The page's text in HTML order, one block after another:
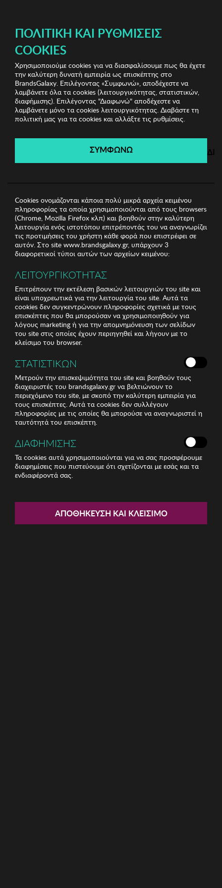
Bags & Wallets Shop Ανδρικά Πορτοφόλια
Ανδρικό
Πορτοφόλι Garbalia
Bags & Wallets Shop
Λήγει σε: 01ημέρες | 21ώρες 13λεπτά 45δευτ.
Ανδρικό Πορτοφόλι Garbalia
ΠΟΛΙΤΙΚΉ ΚΑΙ ΡΥΘΜΊΣΕΙΣ
COOKIES
Χρησιμοποιούμε cookies για να διασφαλίσουμε πως θα έχετε
την καλύτερη δυνατή εμπειρία ως επισκέπτης στο
BrandsGalaxy. Επιλέγοντας «Συμφωνώ», αποδέχεστε να
λαμβάνετε όλα τα cookies (λειτουργικότητας, στατιστικών,
διαφήμισης). Επιλέγοντας "Διαφωνώ" αποδέχεστε να
λαμβάνετε μόνο τα cookies λειτουργικότητας. Διαβάστε τη
πολιτική μας για τα cookies και αλλάξτε τις ρυθμίσεις.
ΣΥΜΦΩΝΩ
Cookies ονομάζονται κάποια πολύ μικρά αρχεία κειμένου
πληροφορίας τα οποία χρησιμοποιούνται από τους browsers
(Chrome, Mozilla Firefox κλπ) και βοηθούν στην καλύτερη
λειτουργία ενός ιστοτόπου επιτρέποντάς του να αναγνωρίζει
τις προτιμήσεις του χρήστη κάθε φορά που επιστρέφει σε
αυτόν. Στο site www.brandsgalaxy.gr, υπάρχουν 3
διαφορετικοί τύποι αυτών των αρχείων κειμένου:
ΛΕΙΤΟΥΡΓΙΚΟΤΗΤΑΣ
Επιτρέπουν την εκτέλεση βασικών λειτουργιών του site και
είναι υποχρεωτικά για την λειτουργία του site. Αυτά τα
cookies δεν συγκεντρώνουν πληροφορίες σχετικά με τους
επισκέπτες που θα μπορούσαν να χρησιμοποιηθούν για
λόγους marketing ή για την απομνημόνευση των σελίδων
του site στις οποίες έχουν περιηγηθεί και λήγουν με το
κλείσιμο του browser.
ΣΤΑΤΙΣΤΙΚΩΝ
Μετρούν την επισκεψιμότητα του site και βοηθούν τους
διαχειριστές του brandsgalaxy.gr να βελτιώνουν το
περιεχόμενο του site, με σκοπό την καλύτερη εμπειρία για
τους επισκέπτες. Αυτά τα cookies δεν συλλέγουν
πληροφορίες με τις οποίες θα μπορούσε να αναγνωριστεί η
ταυτότητά του επισκέπτη.
ΔΙΑΦΗΜΙΣΗΣ
Τα cookies αυτά χρησιμοποιούνται για να σας προσφέρουμε
διαφημίσεις που πιστεύουμε ότι σχετίζονται με εσάς και τα
ενδιαφέροντά σας.
ΑΠΟΘΉΚΕΥΣΗ ΚΑΙ ΚΛΕΊΣΙΜΟ